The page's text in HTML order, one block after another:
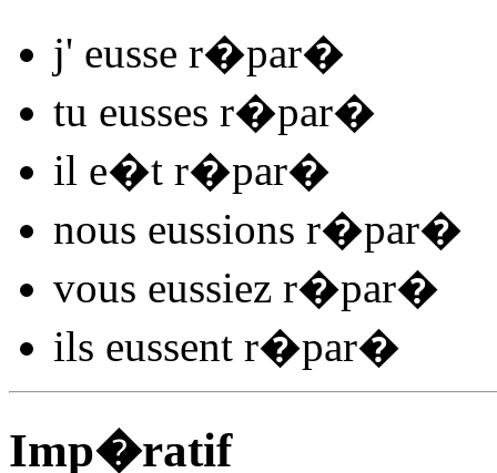
j' eusse r�par�
tu eusses r�par�
il e�t r�par�
nous eussions r�par�
vous eussiez r�par�
ils eussent r�par�
Imp�ratif